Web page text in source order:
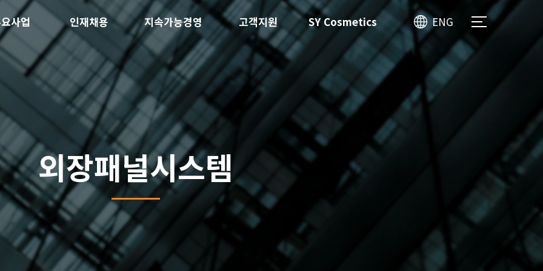
ENG
사업 인재채용 지속가능경영 고객지원 SY Cosmetics
외장패널시스템